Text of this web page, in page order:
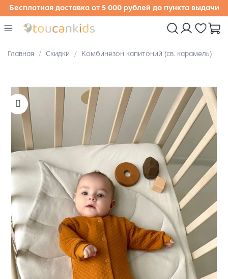
Бесплатная доставка от 5 000 рублей до пункта выдачи
Главная Скидки Комбинезон капитоний (св. карамель)